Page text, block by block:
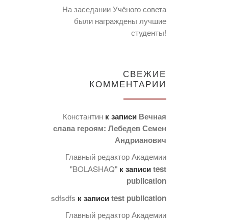
На заседании Учёного совета
были награждены лучшие
студенты!
СВЕЖИЕ
КОММЕНТАРИИ
Константин к записи Вечная
слава героям: Лебедев Семен
Андрианович
Главный редактор Академии
"BOLASHAQ" к записиtest
publication
sdfsdfs к записиtest publication
Главный редактор Академии